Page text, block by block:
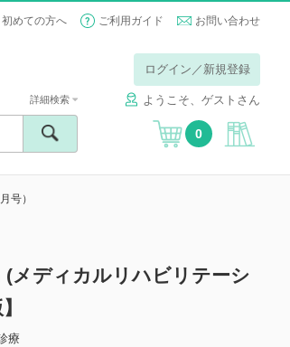
初めての方へ ご利用ガイド お問い合わせ
ログイン／新規登録
ようこそ、ゲストさん
詳細検索
0
号）
ディカルリハビリテーシ
療